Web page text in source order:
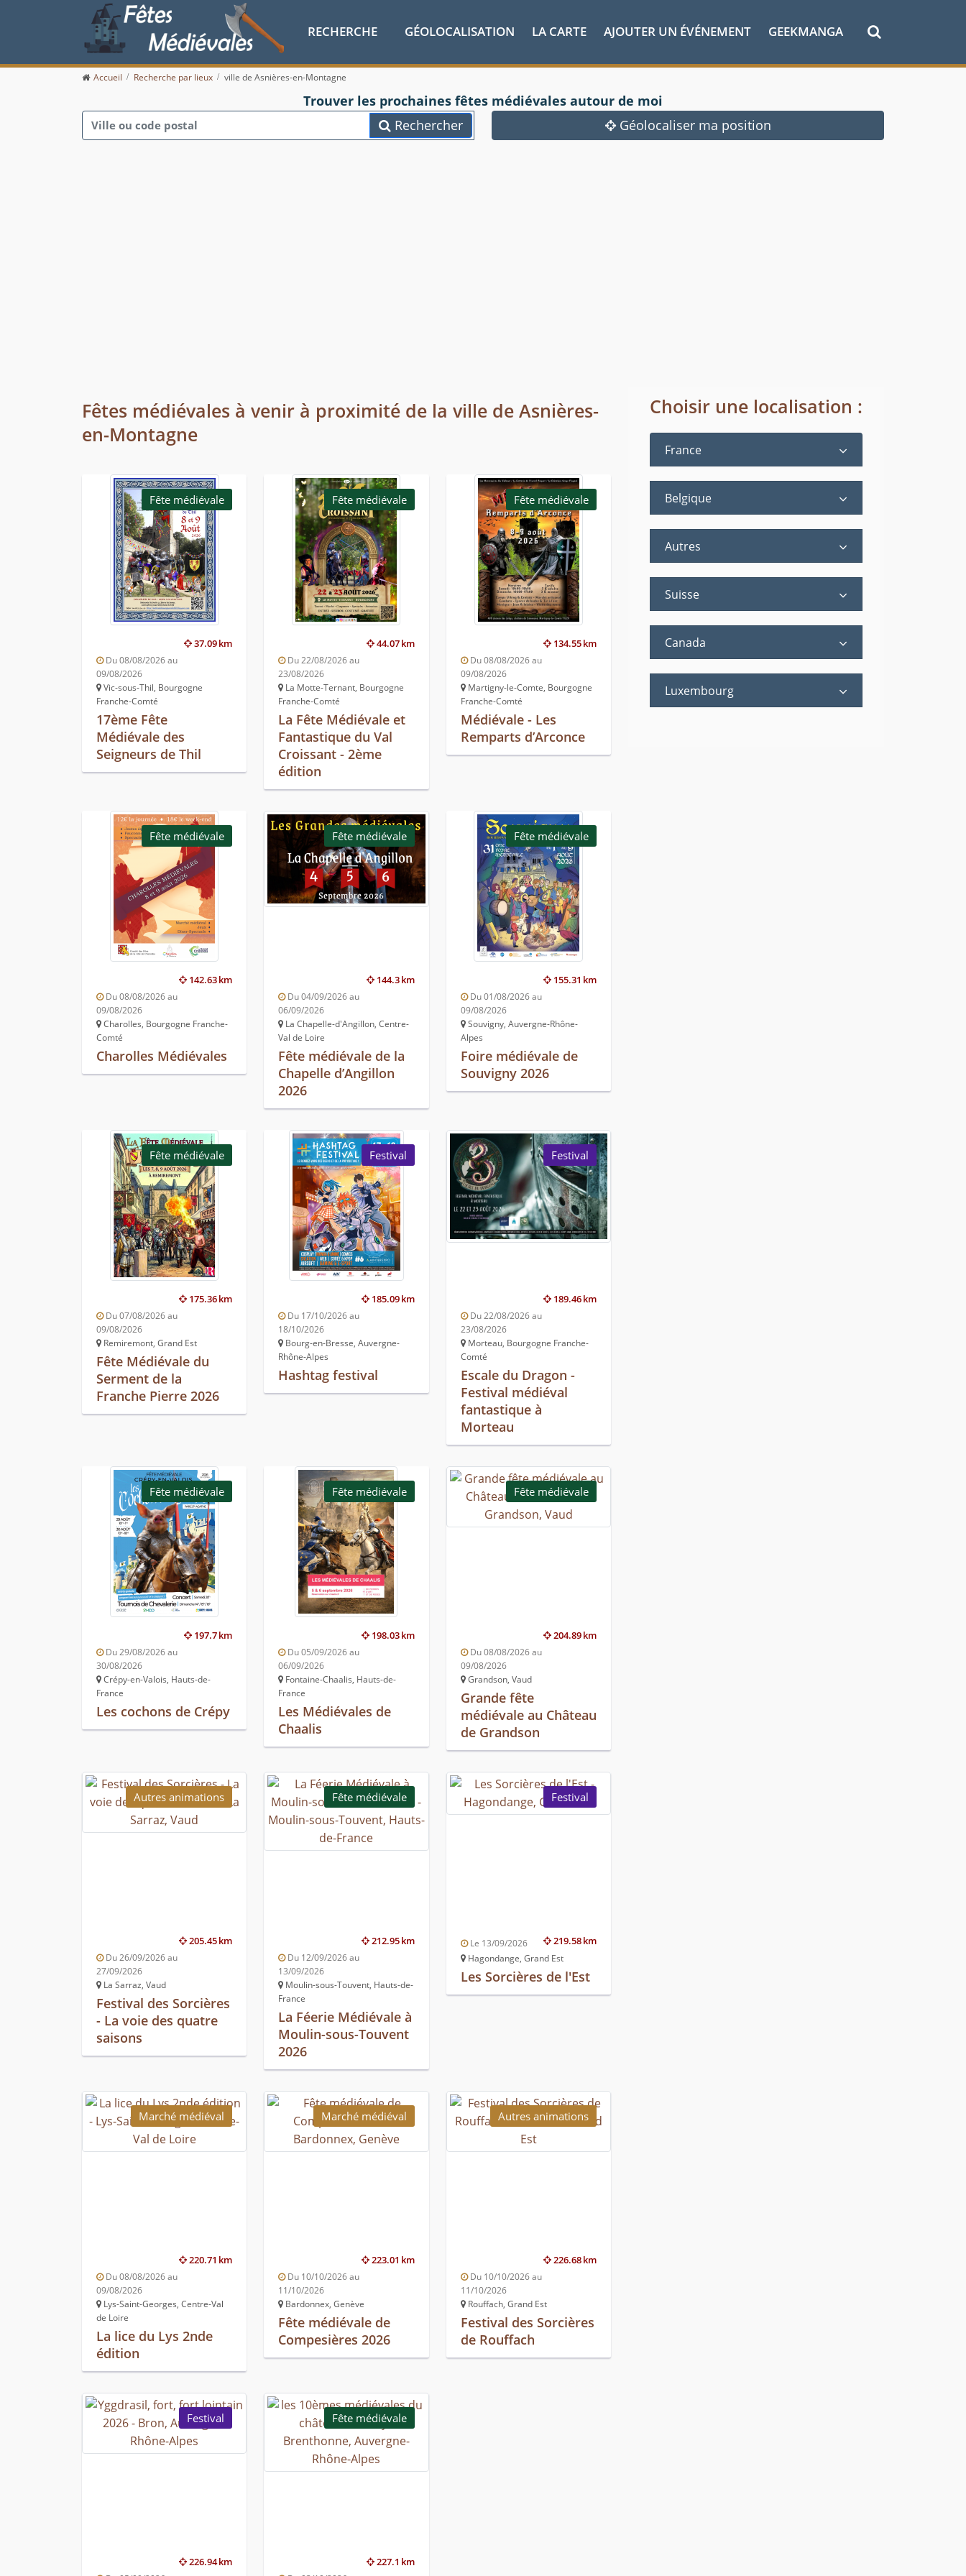
RECHERCHE GÉOLOCALISATION LA CARTE AJOUTER UN ÉVÉNEMENT GEEKMANGA
Accueil Recherche par lieux ville de Asnières-en-Montagne
Trouver les prochaines fêtes médiévales autour de moi
Rechercher
Géolocaliser ma position
Fêtes médiévales à venir à proximité de la ville de Asnières-
en-Montagne
Fête médiévale
37.09 km
Du 08/08/2026 au
09/08/2026
Vic-sous-Thil, Bourgogne
Franche-Comté
17ème Fête
Médiévale des
Seigneurs de Thil
Fête médiévale
44.07 km
Du 22/08/2026 au
23/08/2026
La Motte-Ternant, Bourgogne
Franche-Comté
La Fête Médiévale et
Fantastique du Val
Croissant - 2ème
édition
Fête médiévale
134.55 km
Du 08/08/2026 au
09/08/2026
Martigny-le-Comte, Bourgogne
Franche-Comté
Médiévale - Les
Remparts d’Arconce
Fête médiévale
142.63 km
Du 08/08/2026 au
09/08/2026
Charolles, Bourgogne Franche-
Comté
Charolles Médiévales
Fête médiévale
144.3 km
Du 04/09/2026 au
06/09/2026
La Chapelle-d'Angillon, Centre-
Val de Loire
Fête médiévale de la
Chapelle d’Angillon
2026
Fête médiévale
155.31 km
Du 01/08/2026 au
09/08/2026
Souvigny, Auvergne-Rhône-
Alpes
Foire médiévale de
Souvigny 2026
Fête médiévale
175.36 km
Du 07/08/2026 au
09/08/2026
Remiremont, Grand Est
Fête Médiévale du
Serment de la
Franche Pierre 2026
Festival
185.09 km
Du 17/10/2026 au
18/10/2026
Bourg-en-Bresse, Auvergne-
Rhône-Alpes
Hashtag festival
Festival
189.46 km
Du 22/08/2026 au
23/08/2026
Morteau, Bourgogne Franche-
Comté
Escale du Dragon -
Festival médiéval
fantastique à
Morteau
Fête médiévale
197.7 km
Du 29/08/2026 au
30/08/2026
Crépy-en-Valois, Hauts-de-
France
Les cochons de Crépy
Fête médiévale
198.03 km
Du 05/09/2026 au
06/09/2026
Fontaine-Chaalis, Hauts-de-
France
Les Médiévales de
Chaalis
Fête médiévale
204.89 km
Du 08/08/2026 au
09/08/2026
Grandson, Vaud
Grande fête
médiévale au Château
de Grandson
Autres animations
205.45 km
Du 26/09/2026 au
27/09/2026
La Sarraz, Vaud
Festival des Sorcières
- La voie des quatre
saisons
Fête médiévale
212.95 km
Du 12/09/2026 au
13/09/2026
Moulin-sous-Touvent, Hauts-de-
France
La Féerie Médiévale à
Moulin-sous-Touvent
2026
Festival
219.58 km
Le 13/09/2026
Hagondange, Grand Est
Les Sorcières de l'Est
Marché médiéval
220.71 km
Du 08/08/2026 au
09/08/2026
Lys-Saint-Georges, Centre-Val
de Loire
La lice du Lys 2nde
édition
Marché médiéval
223.01 km
Du 10/10/2026 au
11/10/2026
Bardonnex, Genève
Fête médiévale de
Compesières 2026
Autres animations
226.68 km
Du 10/10/2026 au
11/10/2026
Rouffach, Grand Est
Festival des Sorcières
de Rouffach
Festival
226.94 km
Fête médiévale
227.1 km
Choisir une localisation :
France
Belgique
Autres
Suisse
Canada
Luxembourg